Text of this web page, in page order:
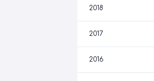
2018
2017
2016